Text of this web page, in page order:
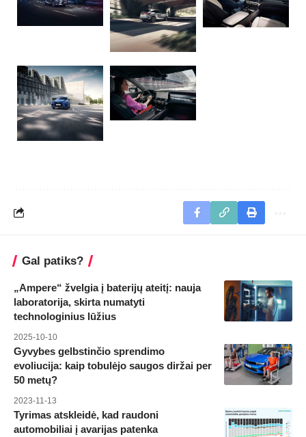
Gal patiks?
„Ampere“ žvelgia į baterijų ateitį: nauja
laboratorija, skirta numatyti
technologinius lūžius
2025-10-10
Gyvybes gelbstinčio sprendimo
evoliucija: kaip tobulėjo saugos diržai per
50 metų?
2023-11-13
Tyrimas atskleidė, kad raudoni
automobiliai į avarijas patenka